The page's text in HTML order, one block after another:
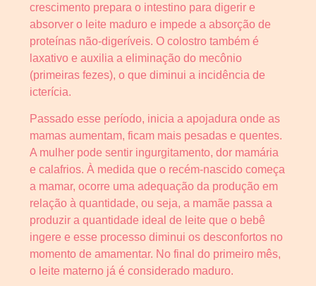
crescimento prepara o intestino para digerir e
absorver o leite maduro e impede a absorção de
proteínas não-digeríveis. O colostro também é
laxativo e auxilia a eliminação do mecônio
(primeiras fezes), o que diminui a incidência de
icterícia.
Passado esse período, inicia a apojadura onde as
mamas aumentam, ficam mais pesadas e quentes.
A mulher pode sentir ingurgitamento, dor mamária
e calafrios. À medida que o recém-nascido começa
a mamar, ocorre uma adequação da produção em
relação à quantidade, ou seja, a mamãe passa a
produzir a quantidade ideal de leite que o bebê
ingere e esse processo diminui os desconfortos no
momento de amamentar. No final do primeiro mês,
o leite materno já é considerado maduro.